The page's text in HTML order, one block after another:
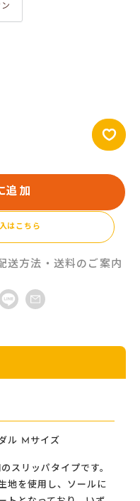
追加
はこちら
送方法・送料のご案内
ル Mサイズ
スリッパタイプです。
地を使用し、ソールに